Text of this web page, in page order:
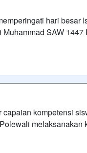
hari besar
SAW
kompetensi
melaksanakan